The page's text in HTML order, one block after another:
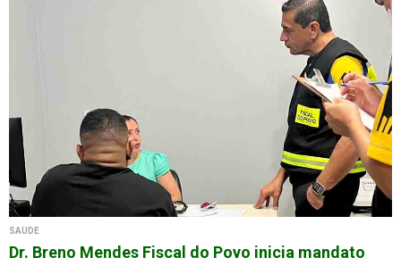
SAÚDE
Dr. Breno Mendes Fiscal do Povo inicia mandato